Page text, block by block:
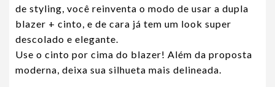
de styling, você reinventa o modo de usar a dupla
blazer + cinto, e de cara já tem um look super
descolado e elegante.
Use o cinto por cima do blazer! Além da proposta
moderna, deixa sua silhueta mais delineada.